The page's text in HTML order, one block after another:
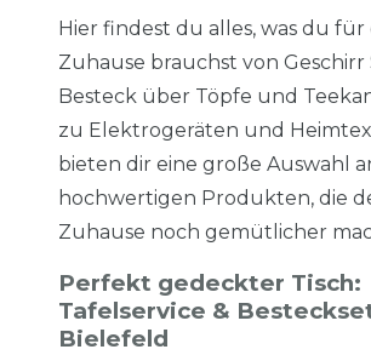
Hier findest du alles, was du für
Zuhause brauchst von Geschirr
Besteck über Töpfe und
zu Elektrogeräten und
bieten dir eine große Auswahl
hochwertigen Produkten, die
Zuhause noch gemütlicher
Perfekt gedeckter Tisch:
Tafelservice &
Bielefeld